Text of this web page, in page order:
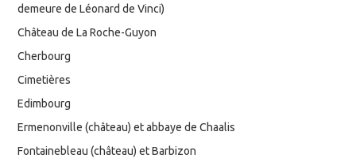
demeure de Léonard de Vinci)
Château de La Roche-Guyon
Cherbourg
Cimetières
Edimbourg
Ermenonville (château) et abbaye de Chaalis
Fontainebleau (château) et Barbizon